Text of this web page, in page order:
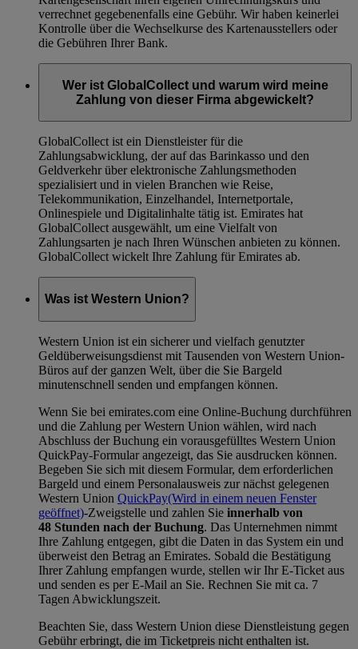
verrechnet gegebenenfalls eine Gebühr. Wir haben keinerlei
Kontrolle über die Wechselkurse des Kartenausstellers oder
die Gebühren Ihrer Bank.
Wer ist GlobalCollect und warum wird meine
Zahlung von dieser Firma abgewickelt?
GlobalCollect ist ein Dienstleister für die
Zahlungsabwicklung, der auf das Barinkasso und den
Geldverkehr über elektronische Zahlungsmethoden
spezialisiert und in vielen Branchen wie Reise,
Telekommunikation, Einzelhandel, Internetportale,
Onlinespiele und Digitalinhalte tätig ist. Emirates hat
GlobalCollect ausgewählt, um eine Vielfalt von
Zahlungsarten je nach Ihren Wünschen anbieten zu können.
GlobalCollect wickelt Ihre Zahlung für Emirates ab.
Was ist Western Union?
Western Union ist ein sicherer und vielfach genutzter
Geldüberweisungsdienst mit Tausenden von Western Union-
Büros auf der ganzen Welt, über die Sie Bargeld
minutenschnell senden und empfangen können.
Wenn Sie bei emirates.com eine Online-Buchung durchführen
und die Zahlung per Western Union wählen, wird nach
Abschluss der Buchung ein vorausgefülltes Western Union
QuickPay-Formular angezeigt, das Sie ausdrucken können.
Begeben Sie sich mit diesem Formular, dem erforderlichen
Bargeld und einem Personalausweis zur nächst gelegenen
Western Union QuickPay(Wird in einem neuen Fenster
geöffnet)-Zweigstelle und zahlen Sie innerhalb von
48 Stunden nach der Buchung. Das Unternehmen nimmt
Ihre Zahlung entgegen, gibt die Daten in das System ein und
überweist den Betrag an Emirates. Sobald die Bestätigung
Ihrer Zahlung empfangen wurde, stellen wir Ihr E-Ticket aus
und senden es per E-Mail an Sie. Rechnen Sie mit ca. 7
Tagen Abwicklungszeit.
Beachten Sie, dass Western Union diese Dienstleistung gegen
Gebühr erbringt, die im Ticketpreis nicht enthalten ist.